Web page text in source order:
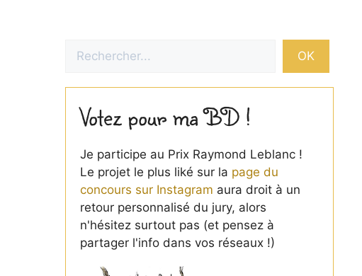
OK
Votez pour ma BD !
Je participe au Prix Raymond Leblanc !
Le projet le plus liké sur la page du
concours sur Instagram aura droit à un
retour personnalisé du jury, alors
n'hésitez surtout pas (et pensez à
partager l'info dans vos réseaux !)